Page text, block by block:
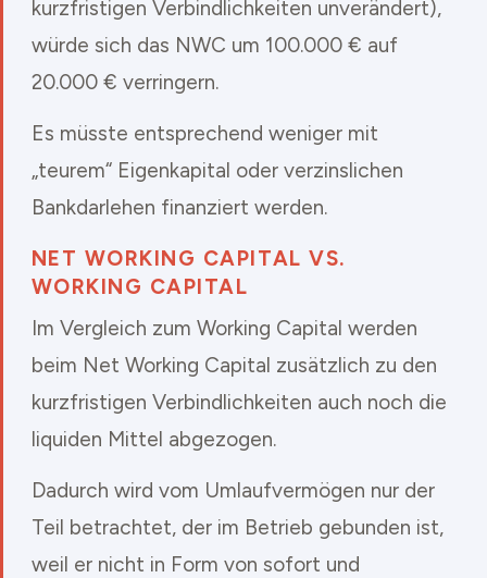
kurzfristigen Verbindlichkeiten unverändert),
würde sich das NWC um 100.000 € auf
20.000 € verringern.
Es müsste entsprechend weniger mit
„teurem“ Eigenkapital oder verzinslichen
Bankdarlehen finanziert werden.
NET WORKING CAPITAL VS.
WORKING CAPITAL
Im Vergleich zum Working Capital werden
beim Net Working Capital zusätzlich zu den
kurzfristigen Verbindlichkeiten auch noch die
liquiden Mittel abgezogen.
Dadurch wird vom Umlaufvermögen nur der
Teil betrachtet, der im Betrieb gebunden ist,
weil er nicht in Form von sofort und